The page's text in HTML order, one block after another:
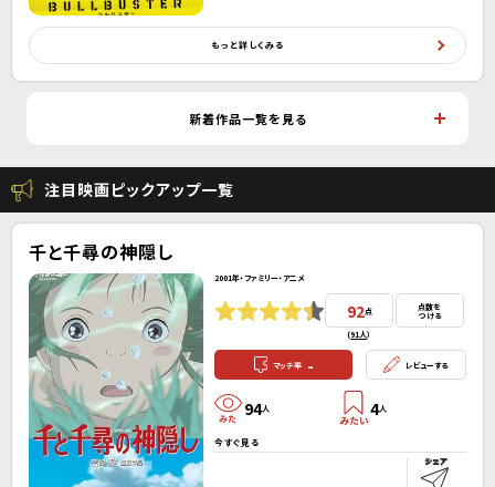
もっと詳しくみる
新着作品一覧を見る
注目映画ピックアップ一覧
千と千尋の神隠し
2001年・ファミリー・アニメ
92点
(91人）
点数を
つける
マッチ率 - レビューする
94人 4人
今すぐ見る